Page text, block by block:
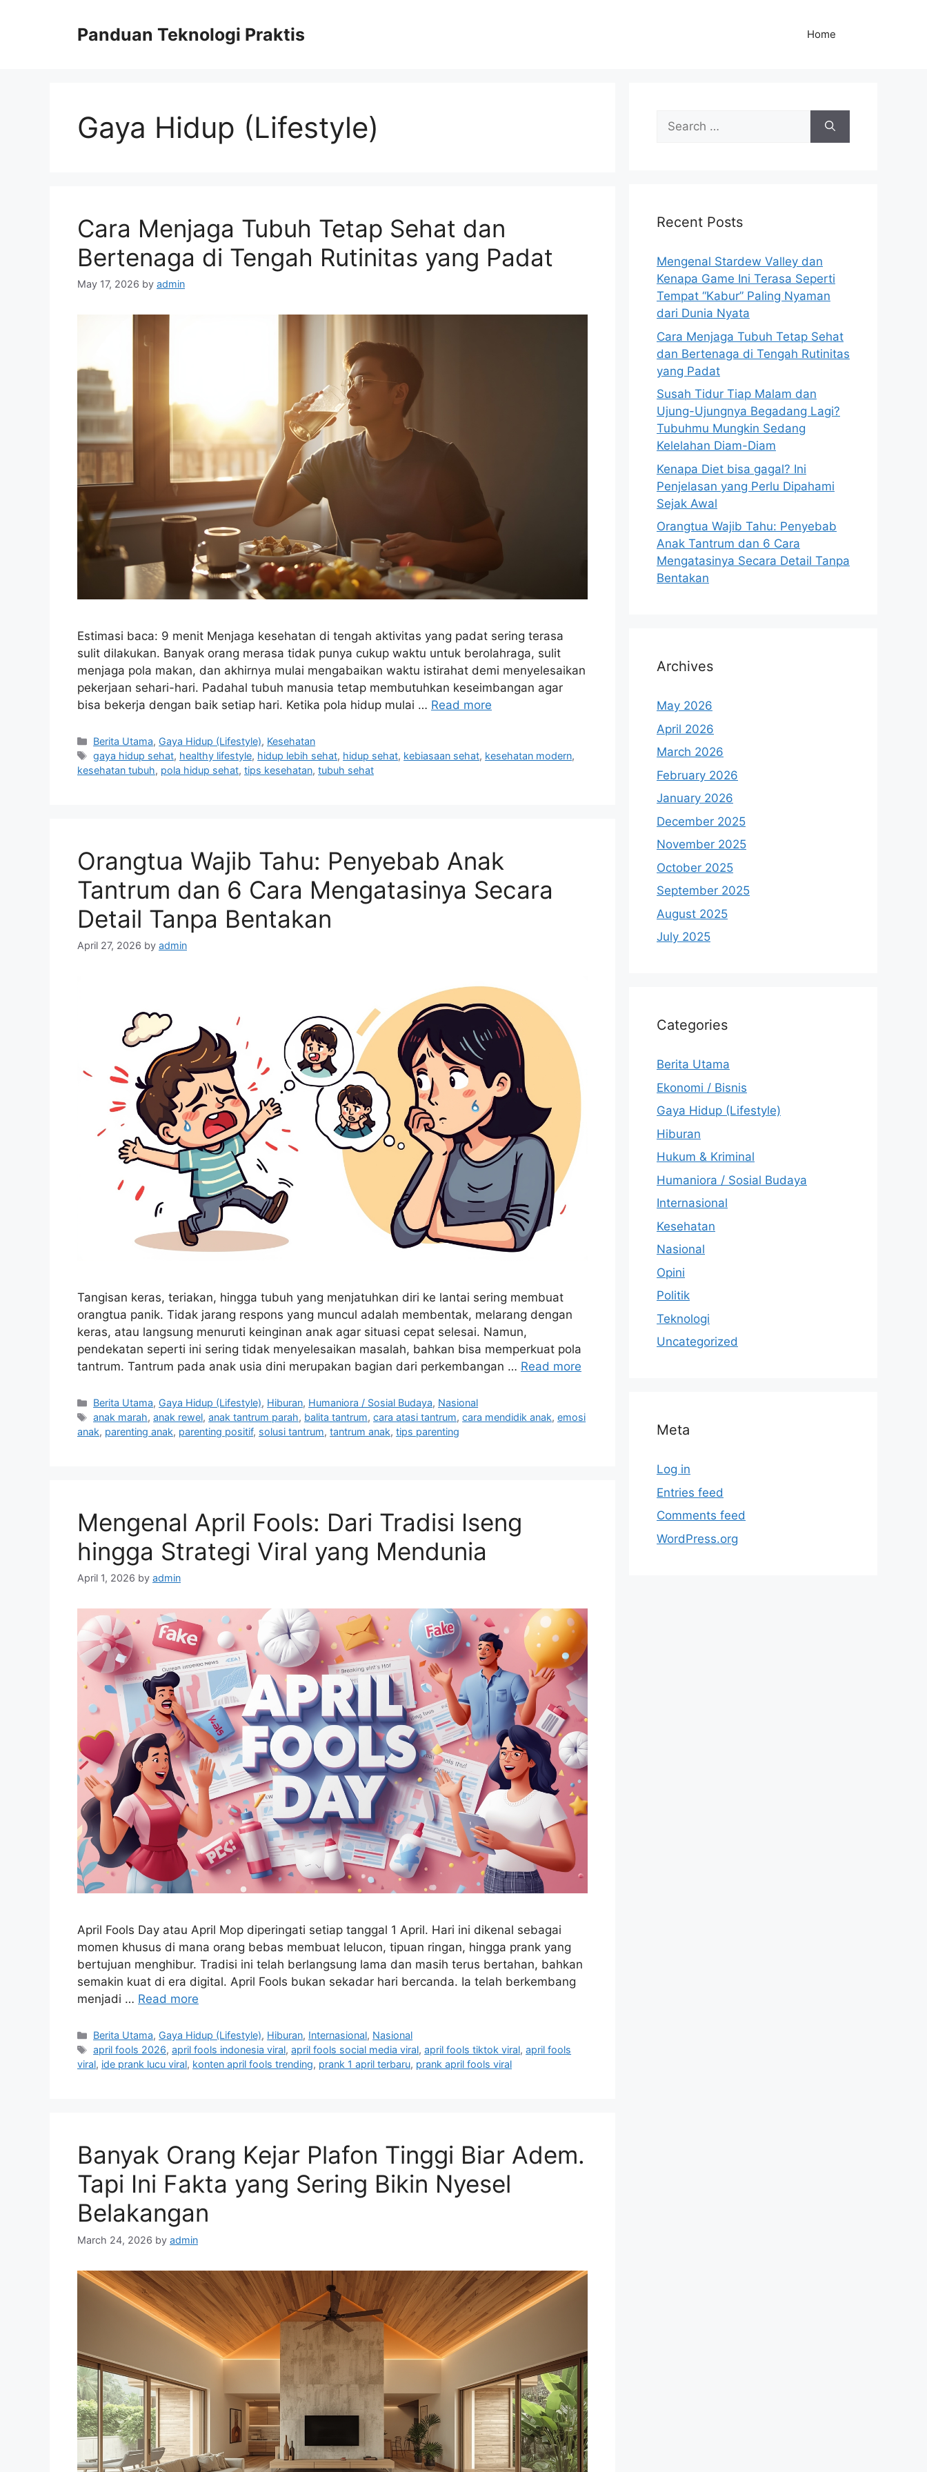
Panduan Teknologi Praktis Home
Gaya Hidup (Lifestyle)
Cara Menjaga Tubuh Tetap Sehat dan
Bertenaga di Tengah Rutinitas yang Padat
May 17, 2026 by admin
Estimasi baca: 9 menit Menjaga kesehatan di tengah aktivitas yang padat sering terasa
sulit dilakukan. Banyak orang merasa tidak punya cukup waktu untuk berolahraga, sulit
menjaga pola makan, dan akhirnya mulai mengabaikan waktu istirahat demi menyelesaikan
pekerjaan sehari-hari. Padahal tubuh manusia tetap membutuhkan keseimbangan agar
bisa bekerja dengan baik setiap hari. Ketika pola hidup mulai … Read more
C
a
t
e
s
Berita Utama, Gaya Hidup (Lifestyle), Kesehatan
T
a
gaya hidup sehat, healthy lifestyle, hidup lebih sehat, hidup sehat, kebiasaan sehat, kesehatan modern,
kesehatan tubuh, pola hidup sehat, tips kesehatan, tubuh sehat
Orangtua Wajib Tahu: Penyebab Anak
Tantrum dan 6 Cara Mengatasinya Secara
Detail Tanpa Bentakan
April 27, 2026 by admin
Tangisan keras, teriakan, hingga tubuh yang menjatuhkan diri ke lantai sering membuat
orangtua panik. Tidak jarang respons yang muncul adalah membentak, melarang dengan
keras, atau langsung menuruti keinginan anak agar situasi cepat selesai. Namun,
pendekatan seperti ini sering tidak menyelesaikan masalah, bahkan bisa memperkuat pola
tantrum. Tantrum pada anak usia dini merupakan bagian dari perkembangan … Read more
C
a
t
e
s
Berita Utama, Gaya Hidup (Lifestyle), Hiburan, Humaniora / Sosial Budaya, Nasional
T
a
anak marah,anak rewel,anak tantrum parah, balita tantrum,cara atasi tantrum,cara mendidik anak,emosi
anak, parenting anak, parenting positif, solusi tantrum, tantrum anak, tips parenting
Mengenal April Fools: Dari Tradisi Iseng
hingga Strategi Viral yang Mendunia
April 1, 2026 by admin
April Fools Day atau April Mop diperingati setiap tanggal 1 April. Hari ini dikenal sebagai
momen khusus di mana orang bebas membuat lelucon, tipuan ringan, hingga prank yang
bertujuan menghibur. Tradisi ini telah berlangsung lama dan masih terus bertahan, bahkan
semakin kuat di era digital. April Fools bukan sekadar hari bercanda. Ia telah berkembang
menjadi … Read more
C
a
t
e
s
Berita Utama, Gaya Hidup (Lifestyle), Hiburan, Internasional, Nasional
T
a
april fools 2026,april fools indonesia viral,april fools social media viral,april fools tiktok viral,april fools
viral, ide prank lucu viral, konten april fools trending, prank 1 april terbaru, prank april fools viral
Banyak Orang Kejar Plafon Tinggi Biar Adem.
Tapi Ini Fakta yang Sering Bikin Nyesel
Belakangan
March 24, 2026 by admin
f
r
:
Recent Posts
Mengenal Stardew Valley dan
Kenapa Game Ini Terasa Seperti
Tempat “Kabur” Paling Nyaman
dari Dunia Nyata
Cara Menjaga Tubuh Tetap Sehat
dan Bertenaga di Tengah Rutinitas
yang Padat
Susah Tidur Tiap Malam dan
Ujung-Ujungnya Begadang Lagi?
Tubuhmu Mungkin Sedang
Kelelahan Diam-Diam
Kenapa Diet bisa gagal? Ini
Penjelasan yang Perlu Dipahami
Sejak Awal
Orangtua Wajib Tahu: Penyebab
Anak Tantrum dan 6 Cara
Mengatasinya Secara Detail Tanpa
Bentakan
Archives
May 2026
April 2026
March 2026
February 2026
January 2026
December 2025
November 2025
October 2025
September 2025
August 2025
July 2025
Categories
Berita Utama
Ekonomi / Bisnis
Gaya Hidup (Lifestyle)
Hiburan
Hukum & Kriminal
Humaniora / Sosial Budaya
Internasional
Kesehatan
Nasional
Opini
Politik
Teknologi
Uncategorized
Meta
Log in
Entries feed
Comments feed
WordPress.org